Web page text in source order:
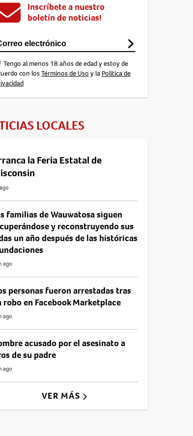
Inscríbete a nuestro
boletín de noticias!
Tengo al menos 18 años de edad y estoy de
con losTérminos de Uso y la Política de
LOCALES
la Feria Estatal de
familias de Wauwatosa siguen
y reconstruyendo sus
un año después de las históricas
ago
personas fueron arrestadas tras
robo en Facebook Marketplace
ago
acusado por el asesinato a
de su padre
ago
VER MÁS